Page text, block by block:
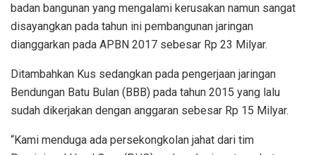
badan bangunan yang mengalami kerusakan namun sangat
disayangkan pada tahun ini pembangunan jaringan
dianggarkan pada APBN 2017 sebesar Rp 23 Milyar.
Ditambahkan Kus sedangkan pada pengerjaan jaringan
Bendungan Batu Bulan (BBB) pada tahun 2015 yang lalu
sudah dikerjakan dengan anggaran sebesar Rp 15 Milyar.
“Kami menduga ada persekongkolan jahat dari tim